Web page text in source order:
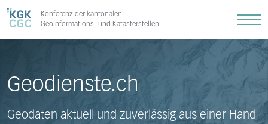
Konferenz der kantonalen
Geoinformations- und Katasterstellen
Geodienste.ch
Geodaten aktuell und zuverlässig aus einer Hand